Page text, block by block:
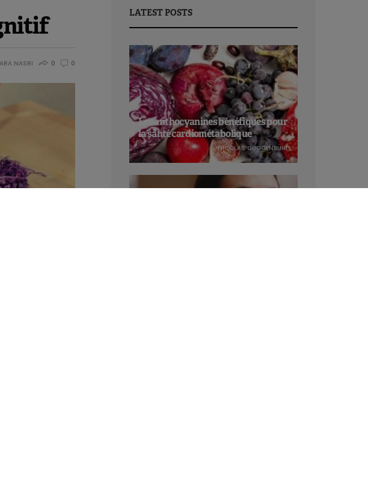
NASRI 0 0
LATEST POSTS
Les anthocyanines bénéfiques pour
la santé cardiométabolique
NICOLAS GUGGENBÜHL